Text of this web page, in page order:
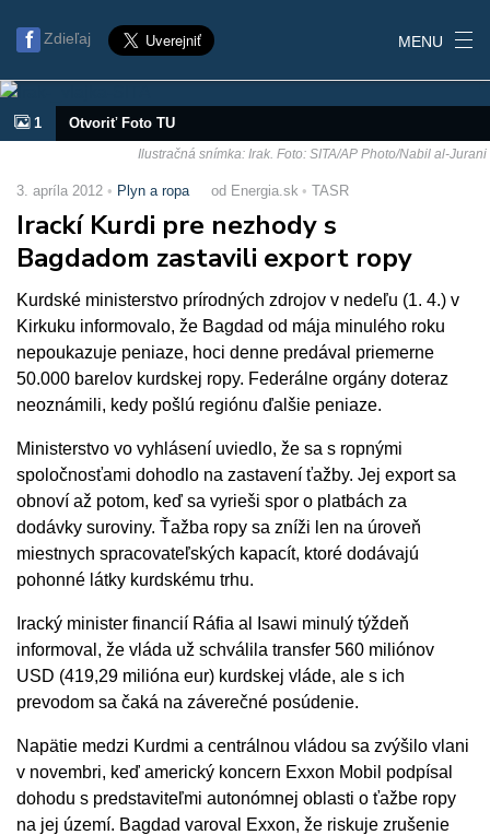
Zdieľaj MENU
1 Otvoriť Foto TU
Ilustračná snímka: Irak. Foto: SITA/AP Photo/Nabil al-Jurani
3. apríla 2012 Plyn a ropa od Energia.sk TASR
Irackí Kurdi pre nezhody s
Bagdadom zastavili export ropy
Kurdské ministerstvo prírodných zdrojov v nedeľu (1. 4.) v
Kirkuku informovalo, že Bagdad od mája minulého roku
nepoukazuje peniaze, hoci denne predával priemerne
50.000 barelov kurdskej ropy. Federálne orgány doteraz
neoznámili, kedy pošlú regiónu ďalšie peniaze.
Ministerstvo vo vyhlásení uviedlo, že sa s ropnými
spoločnosťami dohodlo na zastavení ťažby. Jej export sa
obnoví až potom, keď sa vyrieši spor o platbách za
dodávky suroviny. Ťažba ropy sa zníži len na úroveň
miestnych spracovateľských kapacít, ktoré dodávajú
pohonné látky kurdskému trhu.
Iracký minister financií Ráfia al Isawi minulý týždeň
informoval, že vláda už schválila transfer 560 miliónov
USD (419,29 milióna eur) kurdskej vláde, ale s ich
prevodom sa čaká na záverečné posúdenie.
Napätie medzi Kurdmi a centrálnou vládou sa zvýšilo vlani
v novembri, keď americký koncern Exxon Mobil podpísal
dohodu s predstaviteľmi autonómnej oblasti o ťažbe ropy
na jej území. Bagdad varoval Exxon, že riskuje zrušenie